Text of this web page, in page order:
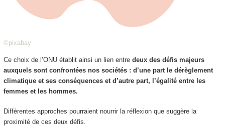
©pixabay
Ce choix de l’ONU établit ainsi un lien entre deux des défis majeurs
auxquels sont confrontées nos sociétés : d’une part le dérèglement
climatique et ses conséquences et d’autre part, l’égalité entre les
femmes et les hommes.
Différentes approches pourraient nourrir la réflexion que suggère la
proximité de ces deux défis.